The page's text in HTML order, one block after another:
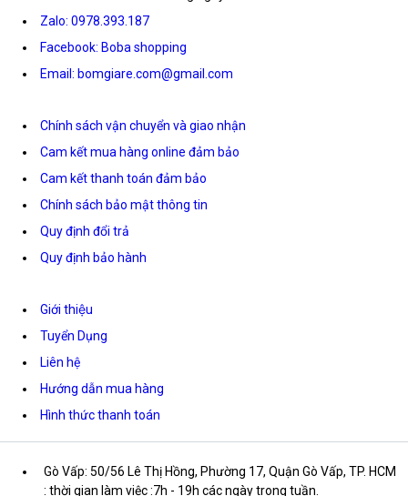
Zalo: 0978.393.187
Facebook: Boba shopping
Email: bomgiare.com@gmail.com
Chính sách vận chuyển và giao nhận
Cam kết mua hàng online đảm bảo
Cam kết thanh toán đảm bảo
Chính sách bảo mật thông tin
Quy định đổi trả
Quy định bảo hành
Giới thiệu
Tuyển Dụng
Liên hệ
Hướng dẫn mua hàng
Hình thức thanh toán
Gò Vấp: 50/56 Lê Thị Hồng, Phường 17, Quận Gò Vấp, TP. HCM
: thời gian làm việc :7h - 19h các ngày trong tuần.